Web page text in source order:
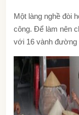
Một làng nghề đòi
công. Để làm nên
với 16 vành đường